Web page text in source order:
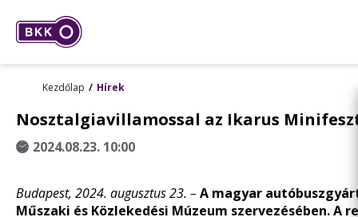
Kezdőlap Hírek
Nosztalgiavillamossal az Ikarus
2024.08.23. 10:00
Budapest, 2024. augusztus 23. – A magyar
Műszaki és Közlekedési Múzeum szervezésében. A